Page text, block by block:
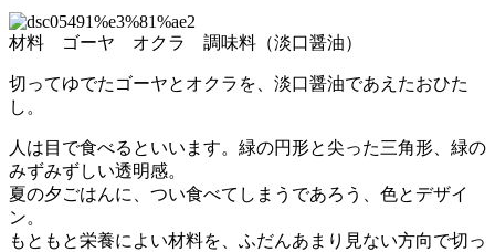
材料 ゴーヤ オクラ 調味料（淡口醤油）
切ってゆでたゴーヤとオクラを、淡口醤油であえたおひた
し。
人は目で食べるといいます。緑の円形と尖った三角形、緑の
みずみずしい透明感。
夏の夕ごはんに、つい食べてしまうであろう、色とデザイ
ン。
もともと栄養によい材料を、ふだんあまり見ない方向で切っ